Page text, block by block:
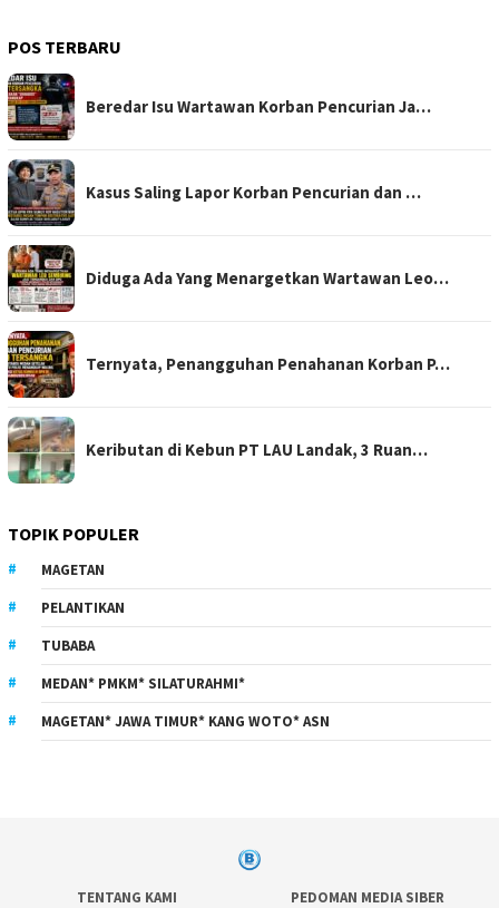
POS TERBARU
Beredar Isu Wartawan Korban Pencurian Ja…
Kasus Saling Lapor Korban Pencurian dan …
Diduga Ada Yang Menargetkan Wartawan Leo…
Ternyata, Penangguhan Penahanan Korban P…
Keributan di Kebun PT LAU Landak, 3 Ruan…
TOPIK POPULER
MAGETAN
PELANTIKAN
TUBABA
MEDAN* PMKM* SILATURAHMI*
MAGETAN* JAWA TIMUR* KANG WOTO* ASN
TENTANG KAMI PEDOMAN MEDIA SIBER